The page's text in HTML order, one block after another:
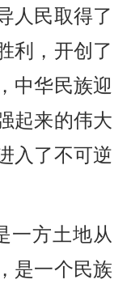
人民取得了
利，开创了
中华民族迎
起来的伟大
入了不可逆
一方土地从
是一个民族